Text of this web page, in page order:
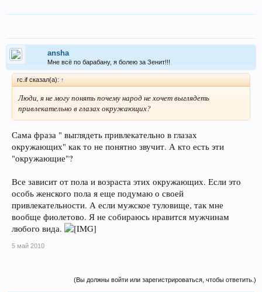
ansha
Мне всё по барабану, я болею за Зенит!!!
rc.if сказал(а): ↑
Люди, я не могу понять почему народ не хочет выглядеть
привлекательно в глазах окружающих?
Сама фраза " выглядеть привлекательно в глазах
окружающих" как то не понятно звучит. А кто есть эти
"окружающие"?
Все зависит от пола и возраста этих окружающих. Если это
особь женского пола я еще подумаю о своей
привлекательности. А если мужское туловище, так мне
вообще фиолетово. Я не собираюсь нравится мужчинам
любого вида.
5 май 2010
(Вы должны войти или зарегистрироваться, чтобы ответить.)